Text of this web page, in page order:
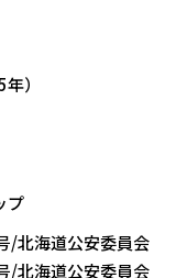
）
プ
/北海道公安委員会
/北海道公安委員会